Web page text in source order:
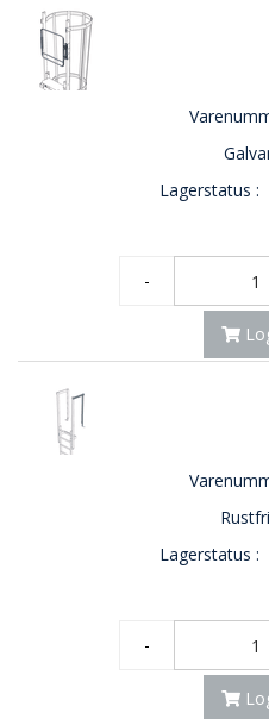
Lagerstatus :
-
Lagerstatus :
-